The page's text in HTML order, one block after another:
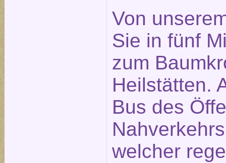
Von
Sie in fünf
zum
Heilstätten.
Bus des
welcher